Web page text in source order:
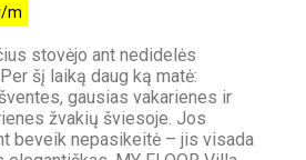
m
stovėjo ant nedidelės
šį laiką daug ką matė:
gausias vakarienes ir
žvakių šviesoje. Jos
beveik nepasikeitė – jis visada